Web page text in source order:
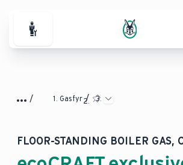
For professionelle
Gasfyr
FLOOR-STANDING BOILER GAS,